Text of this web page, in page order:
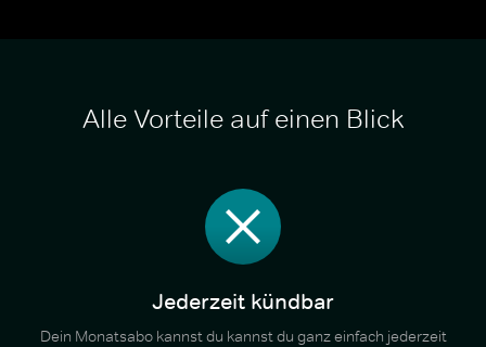
Alle Vorteile auf einen Blick
Jederzeit kündbar
Dein Monatsabo kannst du kannst du ganz einfach jederzeit